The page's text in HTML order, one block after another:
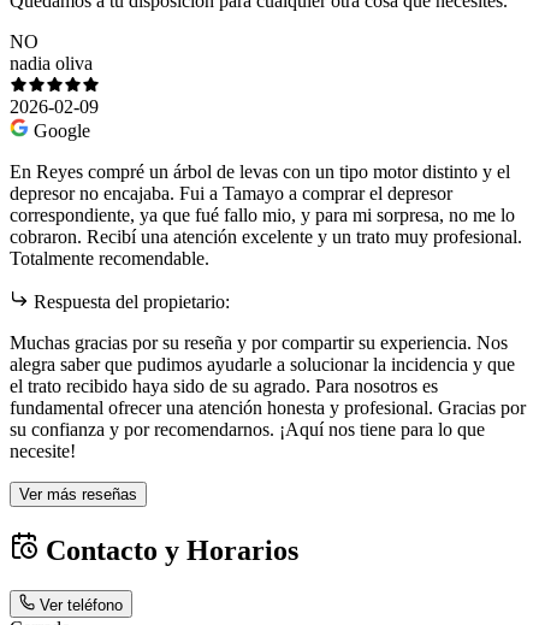
NO
nadia oliva
2026-02-09
Google
En Reyes compré un árbol de levas con un tipo motor distinto y el
depresor no encajaba. Fui a Tamayo a comprar el depresor
correspondiente, ya que fué fallo mio, y para mi sorpresa, no me lo
cobraron. Recibí una atención excelente y un trato muy profesional.
Totalmente recomendable.
Respuesta del propietario:
Muchas gracias por su reseña y por compartir su experiencia. Nos
alegra saber que pudimos ayudarle a solucionar la incidencia y que
el trato recibido haya sido de su agrado. Para nosotros es
fundamental ofrecer una atención honesta y profesional. Gracias por
su confianza y por recomendarnos. ¡Aquí nos tiene para lo que
necesite!
Ver más reseñas
Contacto y Horarios
Ver teléfono